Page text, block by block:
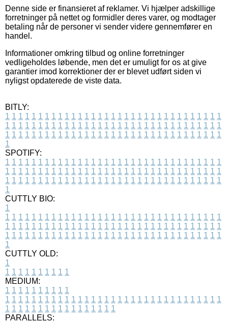
Denne side er finansieret af reklamer. Vi hjælper adskillige
forretninger på nettet og formidler deres varer, og modtager
betaling når de personer vi sender videre gennemfører en
handel.
Informationer omkring tilbud og online forretninger
vedligeholdes løbende, men det er umuligt for os at give
garantier imod korrektioner der er blevet udført siden vi
nyligst opdaterede de viste data.
BITLY:
1 1 1 1 1 1 1 1 1 1 1 1 1 1 1 1 1 1 1 1 1 1 1 1 1 1 1 1 1 1 1 1 1
1 1 1 1 1 1 1 1 1 1 1 1 1 1 1 1 1 1 1 1 1 1 1 1 1 1 1 1 1 1 1 1 1
1 1 1 1 1 1 1 1 1 1 1 1 1 1 1 1 1 1 1 1 1 1 1 1 1 1 1 1 1 1 1 1 1
1
SPOTIFY:
1 1 1 1 1 1 1 1 1 1 1 1 1 1 1 1 1 1 1 1 1 1 1 1 1 1 1 1 1 1 1 1 1
1 1 1 1 1 1 1 1 1 1 1 1 1 1 1 1 1 1 1 1 1 1 1 1 1 1 1 1 1 1 1 1 1
1 1 1 1 1 1 1 1 1 1 1 1 1 1 1 1 1 1 1 1 1 1 1 1 1 1 1 1 1 1 1 1 1
1
CUTTLY BIO:
1
1 1 1 1 1 1 1 1 1 1 1 1 1 1 1 1 1 1 1 1 1 1 1 1 1 1 1 1 1 1 1 1 1
1 1 1 1 1 1 1 1 1 1 1 1 1 1 1 1 1 1 1 1 1 1 1 1 1 1 1 1 1 1 1 1 1
1 1 1 1 1 1 1 1 1 1 1 1 1 1 1 1 1 1 1 1 1 1 1 1 1 1 1 1 1 1 1 1 1
1
CUTTLY OLD:
1
1 1 1 1 1 1 1 1 1 1
MEDIUM:
1 1 1 1 1 1 1 1 1 1
1 1 1 1 1 1 1 1 1 1 1 1 1 1 1 1 1 1 1 1 1 1 1 1 1 1 1 1 1 1 1 1 1
1 1 1 1 1 1 1 1 1 1 1 1 1 1 1 1 1
PARALLELS: